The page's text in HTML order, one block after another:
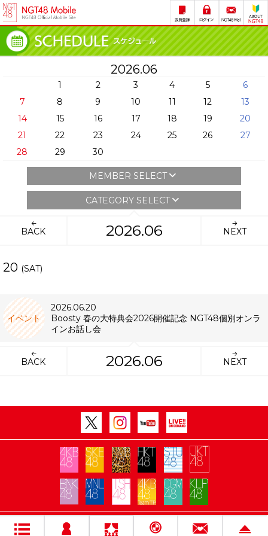
2026.06
1 2 3 4 5
6
7
8 9 10 11 12
13
14
15 16 17 18 19
20
21
22 23 24 25 26
27
28
29 30
MEMBER SELECT
CATEGORY SELECT
BACK 2026.06 NEXT
20 (SAT)
イベント
2026.06.20
Boosty 春の大特典会2026開催記念 NGT48個別オンラ
インお話し会
BACK 2026.06 NEXT